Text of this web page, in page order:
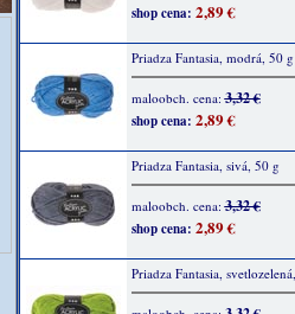
shop cena: 2,89 €
Priadza Fantasia, modrá, 50 g
maloobch. cena:3,32 €
shop cena: 2,89 €
Priadza Fantasia, sivá, 50 g
maloobch. cena:3,32 €
shop cena: 2,89 €
Priadza Fantasia,